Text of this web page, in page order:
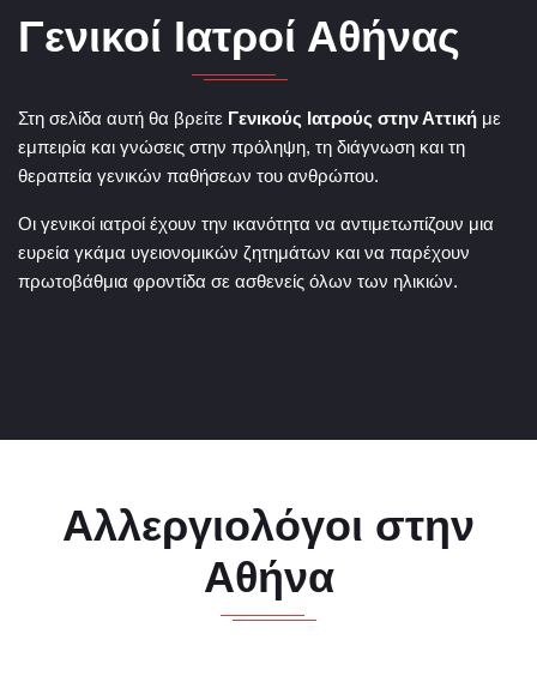
Γενικοί Ιατροί Αθήνας
Στη σελίδα αυτή θα βρείτε Γενικούς Ιατρούς στην Αττική με
εμπειρία και γνώσεις στην πρόληψη, τη διάγνωση και τη
θεραπεία γενικών παθήσεων του ανθρώπου.
Οι γενικοί ιατροί έχουν την ικανότητα να αντιμετωπίζουν μια
ευρεία γκάμα υγειονομικών ζητημάτων και να παρέχουν
πρωτοβάθμια φροντίδα σε ασθενείς όλων των ηλικιών.
Αλλεργιολόγοι στην
Αθήνα